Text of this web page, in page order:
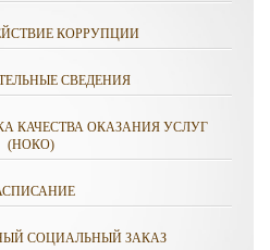
КОРРУПЦИИ
СВЕДЕНИЯ
КАЧЕСТВА ОКАЗАНИЯ УСЛУГ
(НОКО)
СОЦИАЛЬНЫЙ ЗАКАЗ